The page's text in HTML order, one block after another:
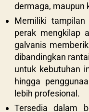
dermaga, maupun
Memiliki
perak mengkilap
galvanis
dibandingkan
untuk kebutuhan
hingga
lebih profesional.
Tersedia dalam